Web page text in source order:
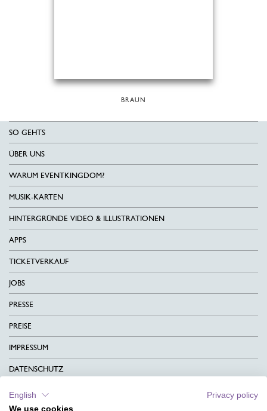
BRAUN
SO GEHTS
ÜBER UNS
WARUM EVENTKINGDOM?
MUSIK-KARTEN
HINTERGRÜNDE VIDEO & ILLUSTRATIONEN
APPS
TICKETVERKAUF
JOBS
PRESSE
PREISE
IMPRESSUM
DATENSCHUTZ
KONTAKT
English
Privacy policy
We use cookies